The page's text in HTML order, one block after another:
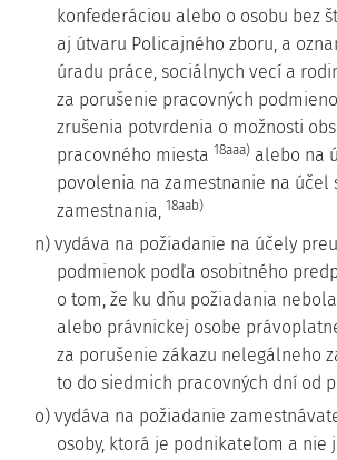
konfederáciou alebo o osobu bez
aj útvaru Policajného zboru, a
úradu práce, sociálnych vecí a
za porušenie pracovných
zrušenia potvrdenia o možnosti
pracovného miesta 18aaa) alebo na
povolenia na zamestnanie na účel
zamestnania, 18aab)
n) vydáva na požiadanie na účely
podmienok podľa osobitného
o tom, že ku dňu požiadania
alebo právnickej osobe
za porušenie zákazu nelegálneho
to do siedmich pracovných dní od
o) vydáva na požiadanie
osoby, ktorá je podnikateľom a nie